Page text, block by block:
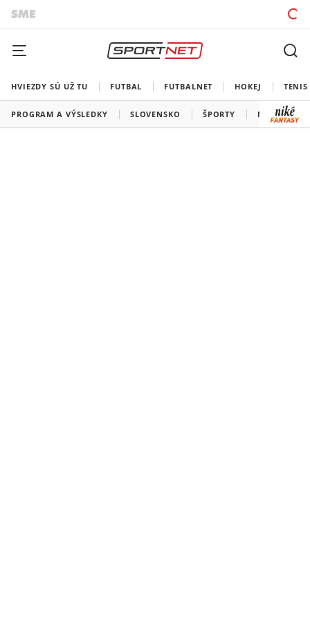
HVIEZDY SÚ UŽ TU FUTBAL FUTBALNET HOKEJ TENIS
PROGRAM A VÝSLEDKY SLOVENSKO ŠPORTY